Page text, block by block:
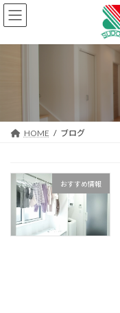
コ
ン
ン
ナ
ビ
ー
HOME ブログ
おすすめ情報